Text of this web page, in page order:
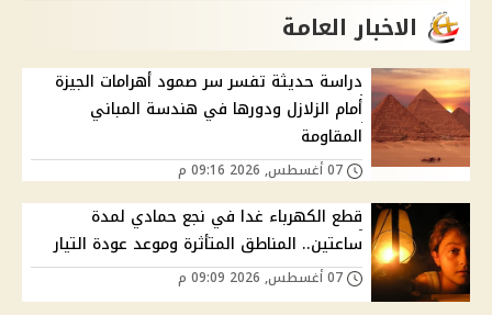
الاخبار العامة
دراسة حديثة تفسر سر صمود أهرامات الجيزة
أمام الزلازل ودورها في هندسة المباني
المقاومة
قطع الكهرباء غدا في نجع حمادي لمدة
ساعتين.. المناطق المتأثرة وموعد عودة التيار